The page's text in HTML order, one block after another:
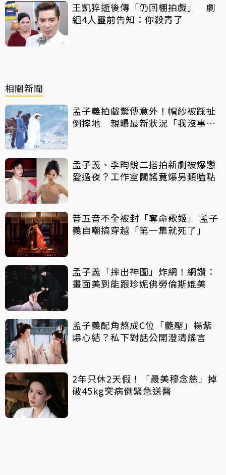
王凱猝逝後傳「仍回棚拍戲」 劇
組4人靈前告知：你殺青了
相關新聞
孟子義拍戲驚傳意外！帽紗被踩扯
倒摔地 親曝最新狀況「我沒事
孟子義、李昀銳二搭拍新劇被爆戀
愛過夜？工作室闢謠竟爆另類嗑點
昔五音不全被封「奪命歌姬」 孟子
義自嘲搞穿越「第一集就死了」
孟子義「摔出神圖」炸網！網讚：
畫面美到能跟珍妮佛勞倫斯媲美
孟子義配角熬成C位「艷壓」楊紫
爆心結？私下對話公開澄清謠言
2年只休2天假！「最美穆念慈」掉
破45kg突病倒緊急送醫